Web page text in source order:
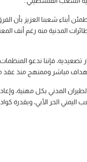
أبناء شعبنا العزيز بأن
المدنية منه رغم أنف
تصعيديه، فإننا ندعو
مباشر وممنهج منذ عقد
الطيران المدني بكل مهنية،
الحر الأبي، وبقدرة